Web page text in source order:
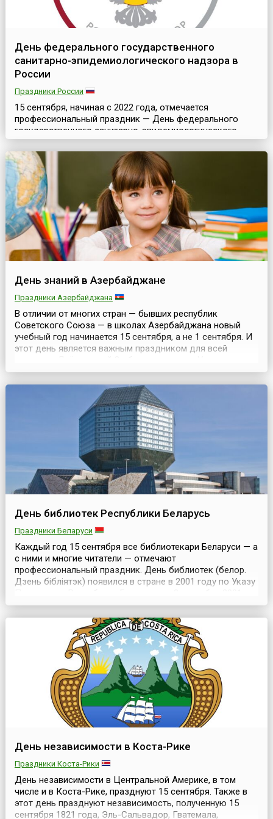
День федерального государственного
санитарно-эпидемиологического надзора в
России
Праздники России
15 сентября, начиная с 2022 года, отмечается
профессиональный праздник — День федерального
государственного санитарно-эпидемиологического
надзора, установленный распоряжением Правительства
Российской Федерации от 14 сентября 2022 года №
2606-р.Дата 15 сентября была выбрана в связи с тем,
что в этот день в 1922 году Советом народных
комиссаров РСФСР был утверждён декрет «О
санитарных органах Ре...
День знаний в Азербайджане
Праздники Азербайджана
В отличии от многих стран — бывших республик
Советского Союза — в школах Азербайджана новый
учебный год начинается 15 сентября, а не 1 сентября. И
этот день является важным праздником для всей
президента Азербайджанской Республики Ильхама
Алиева от 21 августа 2004 года. В данном документе
также говорилось о переходе общеобразовательных
День библиотек Республики Беларусь
Праздники Беларуси
Каждый год 15 сентября все библиотекари Беларуси — а
с ними и многие читатели — отмечают
профессиональный праздник. День библиотек (белор.
Дзень бібліятэк) появился в стране в 2001 году по Указу
года, а дата праздника — 15 сентября — выбрана в
честь дня основания Национальной библиотеки,
главного книгохранилища страны.Национальная
библиотека, п...
День независимости в Коста-Рике
Праздники Коста-Рики
День независимости в Центральной Америке, в том
числе и в Коста-Рике, празднуют 15 сентября. Также в
этот день празднуют независимость, полученную 15
сентября 1821 года, Эль-Сальвадор, Гватемала,